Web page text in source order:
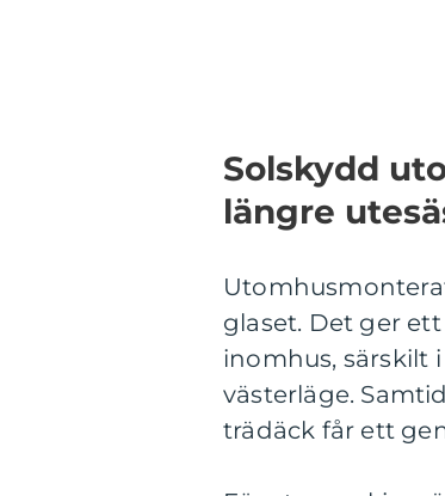
Solskydd
längre
glaset. Det ger
inomhus, särskilt
västerläge.
trädäck får ett